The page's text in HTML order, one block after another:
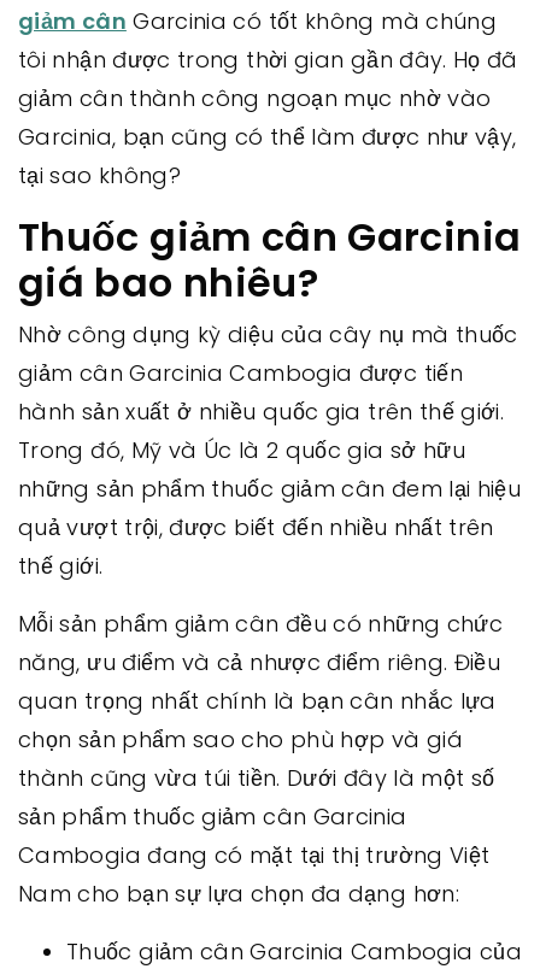
giảm cân Garcinia có tốt không mà chúng
tôi nhận được trong thời gian gần đây. Họ đã
giảm cân thành công ngoạn mục nhờ vào
Garcinia, bạn cũng có thể làm được như vậy,
tại sao không?
Thuốc giảm cân Garcinia
giá bao nhiêu?
Nhờ công dụng kỳ diệu của cây nụ mà thuốc
giảm cân Garcinia Cambogia được tiến
hành sản xuất ở nhiều quốc gia trên thế giới.
Trong đó, Mỹ và Úc là 2 quốc gia sở hữu
những sản phẩm thuốc giảm cân đem lại hiệu
quả vượt trội, được biết đến nhiều nhất trên
thế giới.
Mỗi sản phẩm giảm cân đều có những chức
năng, ưu điểm và cả nhược điểm riêng. Điều
quan trọng nhất chính là bạn cân nhắc lựa
chọn sản phẩm sao cho phù hợp và giá
thành cũng vừa túi tiền. Dưới đây là một số
sản phẩm thuốc giảm cân Garcinia
Cambogia đang có mặt tại thị trường Việt
Nam cho bạn sự lựa chọn đa dạng hơn:
Thuốc giảm cân Garcinia Cambogia của